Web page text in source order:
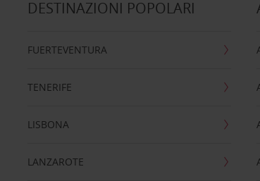
DESTINAZIONI POPOLARI
FUERTEVENTURA
TENERIFE
LISBONA
LANZAROTE